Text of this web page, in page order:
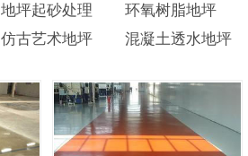
地坪起砂处理
环氧树脂地坪
仿古艺术地坪 混凝土透水地坪